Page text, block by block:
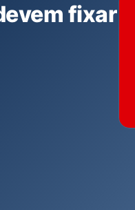
fixar